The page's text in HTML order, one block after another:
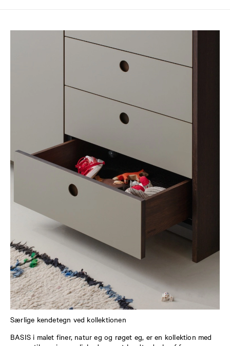
Særlige kendetegn ved kollektionen
BASIS i malet finer, natur eg og røget eg, er en kollektion med